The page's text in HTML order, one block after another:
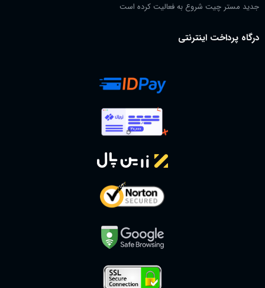
جدید مستر چیت شروع به فعالیت کرده است
درگاه پرداخت اینترنتی